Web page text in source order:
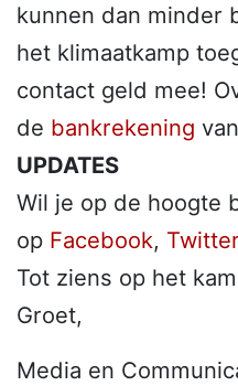
kunnen dan minder
het klimaatkamp
contact geld mee!
de bankrekening van
UPDATES
Wil je op de hoogte
op Facebook, Twitter
Tot ziens op het
Groet,
Media en